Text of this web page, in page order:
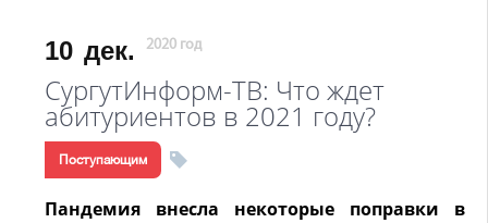
10 дек. 2020 год
СургутИнформ-ТВ: Что ждет
абитуриентов в 2021 году?
Поступающим
Пандемия внесла некоторые поправки в